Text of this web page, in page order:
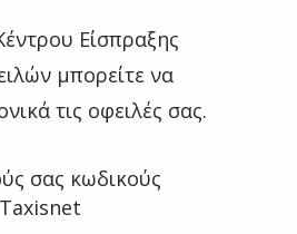
Είσπραξης
μπορείτε να
τις οφειλές σας.
σας κωδικούς